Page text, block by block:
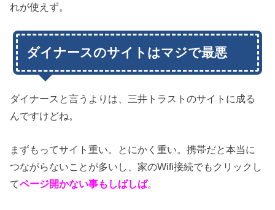
れが使えず。
ダイナースのサイトはマジで最悪
ダイナースと言うよりは、三井トラストのサイトに成る
んですけどね。
まずもってサイト重い。とにかく重い。携帯だと本当に
つながらないことが多いし、家のWifi接続でもクリックし
てページ開かない事もしばしば。